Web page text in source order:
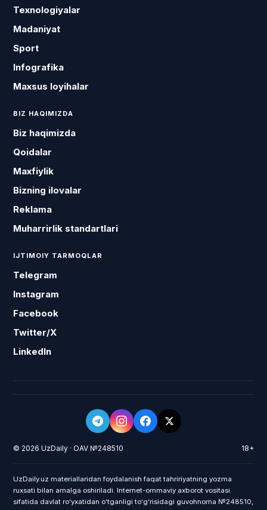
Texnologiyalar
Madaniyat
Sport
Infografika
Maxsus loyihalar
BIZ HAQIMIZDA
Biz haqimizda
Qoidalar
Maxfiylik
Bizning ilovalar
Reklama
Muharrirlik standartlari
IJTIMOIY TARMOQLAR
Telegram
Instagram
Facebook
Twitter/X
LinkedIn
© 2026 UzDaily · OAV №248510 18+
UzDaily.uz materiallaridan foydalanish faqat tahririyatning yozma
ruxsati bilan amalga oshiriladi. Internet-ommaviy axborot vositasi
sifatida davlat roʻyxatidan oʻtganligi toʻgʻrisidagi guvohnoma №248510,